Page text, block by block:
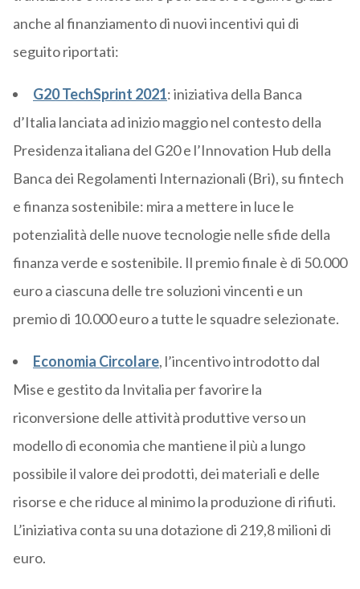
anche al finanziamento di nuovi incentivi qui di
seguito riportati:
G20 TechSprint 2021: iniziativa della Banca
d’Italia lanciata ad inizio maggio nel contesto della
Presidenza italiana del G20 e l’Innovation Hub della
Banca dei Regolamenti Internazionali (Bri), su fintech
e finanza sostenibile: mira a mettere in luce le
potenzialità delle nuove tecnologie nelle sfide della
finanza verde e sostenibile. Il premio finale è di 50.000
euro a ciascuna delle tre soluzioni vincenti e un
premio di 10.000 euro a tutte le squadre selezionate.
Economia Circolare, l’incentivo introdotto dal
Mise e gestito da Invitalia per favorire la
riconversione delle attività produttive verso un
modello di economia che mantiene il più a lungo
possibile il valore dei prodotti, dei materiali e delle
risorse e che riduce al minimo la produzione di rifiuti.
L’iniziativa conta su una dotazione di 219,8 milioni di
euro.